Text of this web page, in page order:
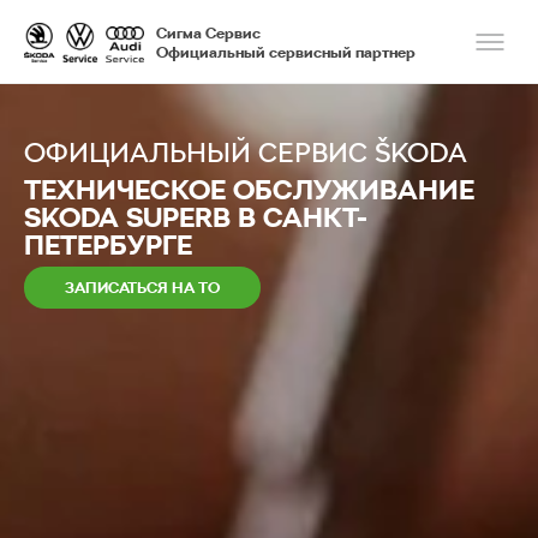
Сигма Сервис
Официальный сервисный партнер
ОФИЦИАЛЬНЫЙ СЕРВИС ŠKODA
ТЕХНИЧЕСКОЕ ОБСЛУЖИВАНИЕ
SKODA SUPERB В САНКТ-
ПЕТЕРБУРГЕ
ЗАПИСАТЬСЯ НА ТО